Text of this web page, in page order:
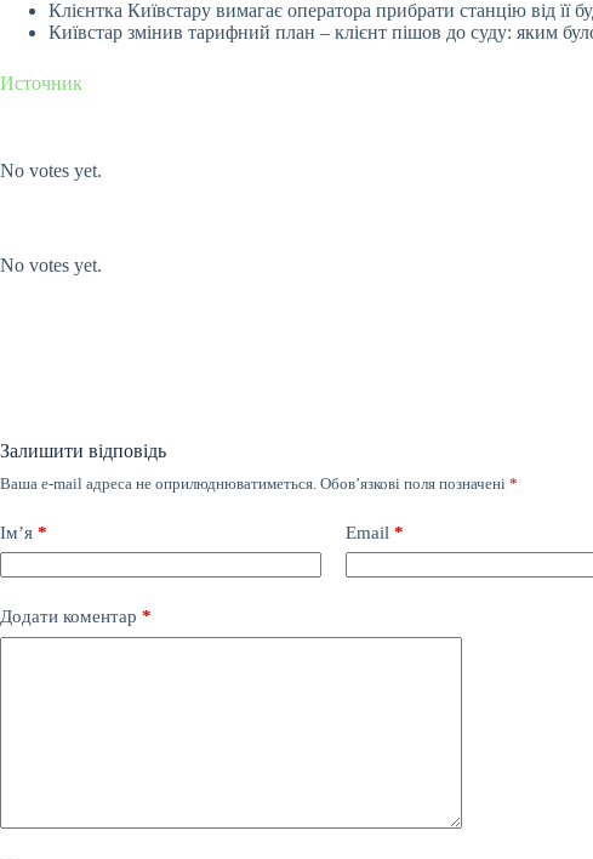
Клієнтка Київстару вимагає оператора прибрати станцію від
Київстар змінив тарифний план – клієнт пішов до суду: яким
Источник
No votes yet.
No votes yet.
Залишити відповідь
Ваша e-mail адреса не оприлюднюватиметься. Обов’язкові поля позначені *
Ім’я * Email *
Додати коментар *